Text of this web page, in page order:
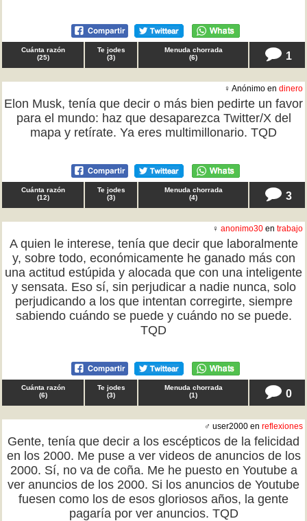
Cuánta razón
(25)
Te jodes
(3)
Menuda chorrada
(6) 1
♀ Anónimo en dinero
Elon Musk, tenía que decir o más bien pedirte un favor
para el mundo: haz que desaparezca Twitter/X del
mapa y retírate. Ya eres multimillonario. TQD
Cuánta razón
(12)
Te jodes
(3)
Menuda chorrada
(4) 3
♀ anonimo30 en trabajo
A quien le interese, tenía que decir que laboralmente
y, sobre todo, económicamente he ganado más con
una actitud estúpida y alocada que con una inteligente
y sensata. Eso sí, sin perjudicar a nadie nunca, solo
perjudicando a los que intentan corregirte, siempre
sabiendo cuándo se puede y cuándo no se puede.
TQD
Cuánta razón
(6)
Te jodes
(3)
Menuda chorrada
(1) 0
♂ user2000 en reflexiones
Gente, tenía que decir a los escépticos de la felicidad
en los 2000. Me puse a ver videos de anuncios de los
2000. Sí, no va de coña. Me he puesto en Youtube a
ver anuncios de los 2000. Si los anuncios de Youtube
fuesen como los de esos gloriosos años, la gente
pagaría por ver anuncios. TQD